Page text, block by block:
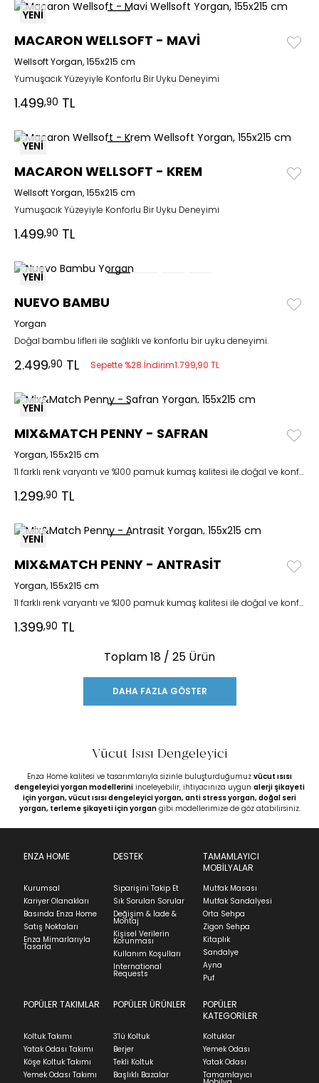
YENİ
MACARON WELLSOFT - MAVİ
Wellsoft Yorgan, 155x215 cm
Yumuşacık Yüzeyiyle Konforlu Bir Uyku Deneyimi
1.499,90 TL
YENİ
MACARON WELLSOFT - KREM
Wellsoft Yorgan, 155x215 cm
Yumuşacık Yüzeyiyle Konforlu Bir Uyku Deneyimi
1.499,90 TL
YENİ
NUEVO BAMBU
Yorgan
Doğal bambu lifleri ile sağlıklı ve konforlu bir uyku deneyimi.
2.499,90 TL Sepette %28 İndirim1.799,90 TL
YENİ
MIX&MATCH PENNY - SAFRAN
Yorgan, 155x215 cm
11 farklı renk varyantı ve %100 pamuk kumaş kalitesi ile doğal ve konforlu bir şıklık
1.299,90 TL
YENİ
MIX&MATCH PENNY - ANTRASİT
Yorgan, 155x215 cm
11 farklı renk varyantı ve %100 pamuk kumaş kalitesi ile doğal ve konforlu bir şıklık
1.399,90 TL
Toplam18 / 25 Ürün
DAHA FAZLA GÖSTER
Vücut Isısı Dengeleyici
Enza Home kalitesi ve tasarımlarıyla sizinle buluşturduğumuz vücut ısısı
dengeleyici yorgan modellerini inceleyebilir, ihtiyacınıza uygun alerji şikayeti
için yorgan, vücut ısısı dengeleyici yorgan, anti stress yorgan, doğal seri
yorgan, terleme şikayeti için yorgangibi modellerimize de göz atabilirsiniz.
ENZA HOME
Kurumsal
Kariyer Olanakları
Basında Enza Home
Satış Noktaları
Enza Mimarlarıyla
Tasarla
DESTEK
Siparişini Takip Et
Sık Sorulan Sorular
Değişim & İade &
Montaj
Kişisel Verilerin
Korunması
Kullanım Koşulları
International
Requests
TAMAMLAYICI
MOBİLYALAR
Mutfak Masası
Mutfak Sandalyesi
Orta Sehpa
Zigon Sehpa
Kitaplık
Sandalye
Ayna
Puf
POPÜLER TAKIMLAR
Koltuk Takımı
Yatak Odası Takımı
Köşe Koltuk Takımı
Yemek Odası Takımı
POPÜLER ÜRÜNLER
3'lü Koltuk
Berjer
Tekli Koltuk
Başlıklı Bazalar
POPÜLER
KATEGORİLER
Koltuklar
Yemek Odası
Yatak Odası
Tamamlayıcı